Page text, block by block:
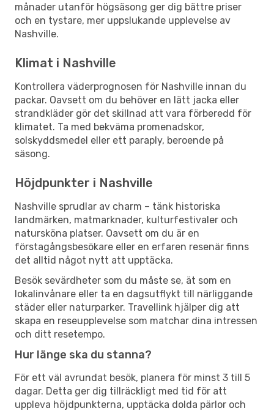
månader utanför högsäsong ger dig bättre priser
och en tystare, mer uppslukande upplevelse av
Nashville.
Klimat i Nashville
Kontrollera väderprognosen för Nashville innan du
packar. Oavsett om du behöver en lätt jacka eller
strandkläder gör det skillnad att vara förberedd för
klimatet. Ta med bekväma promenadskor,
solskyddsmedel eller ett paraply, beroende på
säsong.
Höjdpunkter i Nashville
Nashville sprudlar av charm – tänk historiska
landmärken, matmarknader, kulturfestivaler och
natursköna platser. Oavsett om du är en
förstagångsbesökare eller en erfaren resenär finns
det alltid något nytt att upptäcka.
Besök sevärdheter som du måste se, ät som en
lokalinvånare eller ta en dagsutflykt till närliggande
städer eller naturparker. Travellink hjälper dig att
skapa en reseupplevelse som matchar dina intressen
och ditt resetempo.
Hur länge ska du stanna?
För ett väl avrundat besök, planera för minst 3 till 5
dagar. Detta ger dig tillräckligt med tid för att
uppleva höjdpunkterna, upptäcka dolda pärlor och